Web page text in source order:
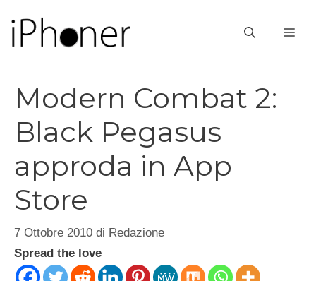
contenuto
Modern Combat 2:
Black Pegasus
approda in App
Store
7 Ottobre 2010 di Redazione
Spread the love